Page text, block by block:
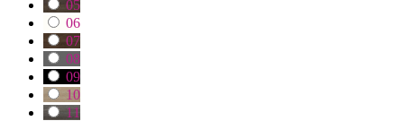
05
06
07
08
09
10
11